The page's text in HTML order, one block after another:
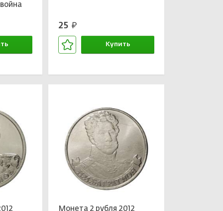
25 руб.
Купить
Монета 2 рубля 2012